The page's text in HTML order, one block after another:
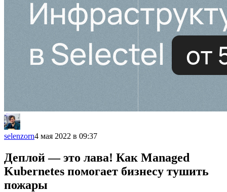
selenzorn4 мая 2022 в 09:37
Деплой — это лава! Как Managed
Kubernetes помогает бизнесу тушить
пожары